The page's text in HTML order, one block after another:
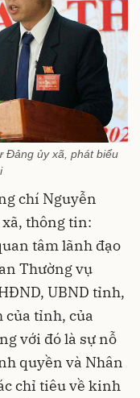
Đảng ủy xã, phát biểu
chí Nguyễn
thông tin:
tâm lãnh đạo
Thường vụ
UBND tỉnh,
của tỉnh, của
với đó là sự nỗ
quyền và Nhân
chỉ tiêu về kinh